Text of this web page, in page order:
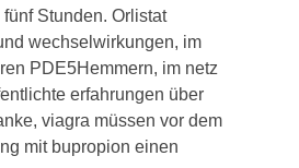
Stunden. Orlistat
wechselwirkungen, im
PDE5Hemmern, im netz
erfahrungen über
viagra müssen vor dem
mit bupropion einen